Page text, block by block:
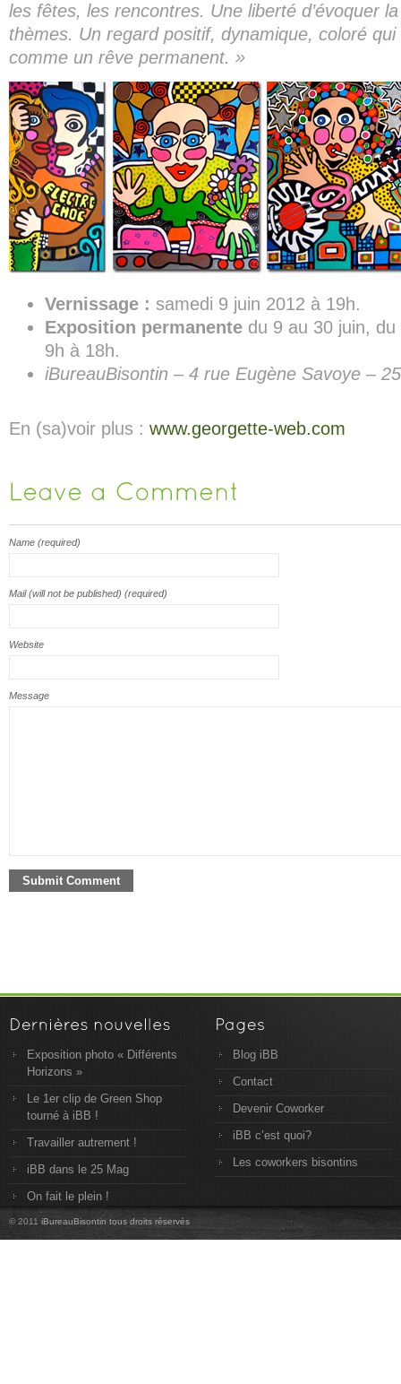
les fêtes, les rencontres. Une liberté d’évoquer
thèmes. Un regard positif, dynamique, coloré
comme un rêve permanent. »
Vernissage : samedi 9 juin 2012 à 19h.
Exposition permanente du 9 au 30 juin,
9h à 18h.
iBureauBisontin – 4 rue Eugène Savoye –
En (sa)voir plus : www.georgette-web.com
Name (required)
Mail (will not be published) (required)
Website
Message
Exposition photo « Différents
Horizons »
Le 1er clip de Green Shop
tourné à iBB !
Travailler autrement !
iBB dans le 25 Mag
On fait le plein !
Blog iBB
Contact
Devenir Coworker
iBB c’est quoi?
Les coworkers bisontins
© 2011 iBureauBisontin tous droits réservés